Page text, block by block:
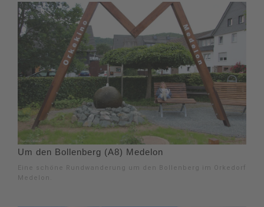
Um den Bollenberg (A8) Medelon
Eine schöne Rundwanderung um den Bollenberg im Orkedorf
Medelon.